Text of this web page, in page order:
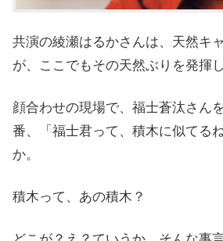
共演の綾瀬はるかさんは、天然キ
が、ここでもその天然ぶりを発揮
顔合わせの現場で、福士蒼汰さん
番、「福士君って、積木に似てる
か。
積木って、あの積木？